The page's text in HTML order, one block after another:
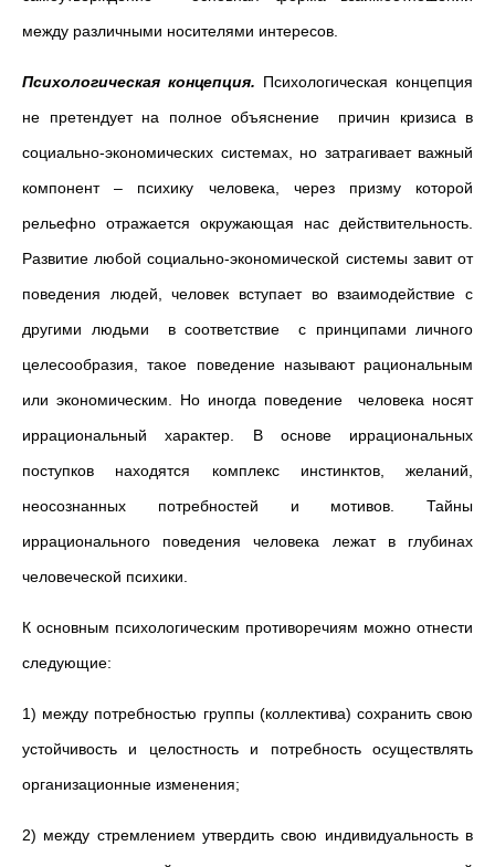
между различными носителями интересов.
Психологическая концепция. Психологическая концепция
не претендует на полное объяснение причин кризиса в
социально-экономических системах, но затрагивает важный
компонент – психику человека, через призму которой
рельефно отражается окружающая нас действительность.
Развитие любой социально-экономической системы завит от
поведения людей, человек вступает во взаимодействие с
другими людьми в соответствие с принципами личного
целесообразия, такое поведение называют рациональным
или экономическим. Но иногда поведение человека носят
иррациональный характер. В основе иррациональных
поступков находятся комплекс инстинктов, желаний,
неосознанных потребностей и мотивов. Тайны
иррационального поведения человека лежат в глубинах
человеческой психики.
К основным психологическим противоречиям можно отнести
следующие:
1) между потребностью группы (коллектива) сохранить свою
устойчивость и целостность и потребность осуществлять
организационные изменения;
2) между стремлением утвердить свою индивидуальность в